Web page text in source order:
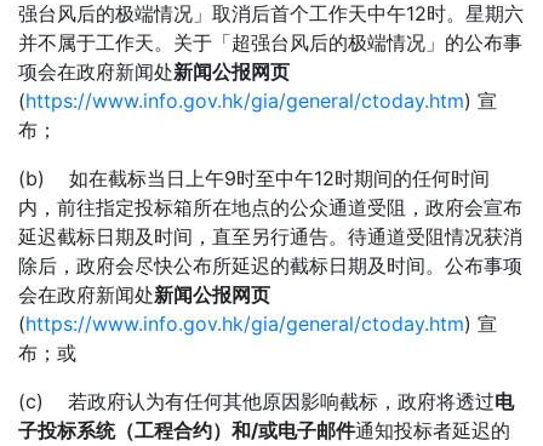
强台风后的极端情况」取消后首个工作天中午12时。星期六
并不属于工作天。关于「超强台风后的极端情况」的公布事
项会在政府新闻处新闻公报网页
(https://www.info.gov.hk/gia/general/ctoday.htm) 宣
布；
(b) 如在截标当日上午9时至中午12时期间的任何时间
内，前往指定投标箱所在地点的公众通道受阻，政府会宣布
延迟截标日期及时间，直至另行通告。待通道受阻情况获消
除后，政府会尽快公布所延迟的截标日期及时间。公布事项
会在政府新闻处新闻公报网页
(https://www.info.gov.hk/gia/general/ctoday.htm) 宣
布；或
(c) 若政府认为有任何其他原因影响截标，政府将透过电
子投标系统（工程合约）和/或电子邮件通知投标者延迟的